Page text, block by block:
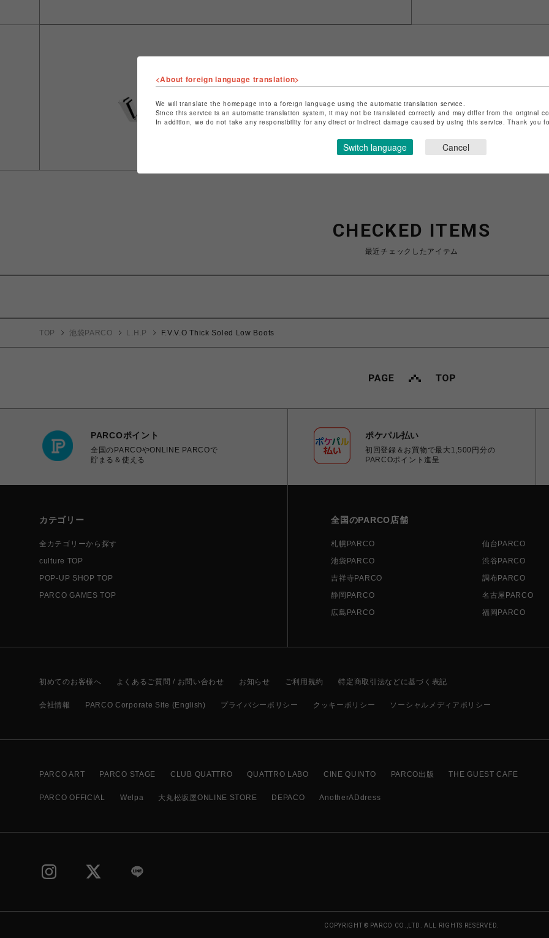
ショップ名
特定商取引法など法令に基づく表記はこちら
ショップお問い合わせはこちら
CHECKED ITEMS
最近チェックしたアイテム
TOP 池袋PARCO L.H.P F.V.V.O Thick Soled Low Boots
PARCOポイント
全国のPARCOやONLINE PARCOで
貯まる＆使える
ポケパル払い
初回登録＆お買物で最大1,500円分の
PARCOポイント進呈
カテゴリー
全カテゴリーから探す
culture TOP
POP-UP SHOP TOP
PARCO GAMES TOP
全国のPARCO店舗
札幌PARCO 仙台PARCO
池袋PARCO
渋谷PARCO
吉祥寺PARCO
調布PARCO
静岡PARCO
名古屋PARCO
広島PARCO
福岡PARCO
初めてのお客様へ よくあるご質問 / お問い合わせ お知らせ ご利用規約 特定商取引法などに基づく表記
会社情報 PARCO Corporate Site (English) プライバシーポリシー クッキーポリシー ソーシャルメディアポリシー
PARCO ART PARCO STAGE CLUB QUATTRO QUATTRO LABO CINE QUINTO PARCO出版 THE GUEST CAFE
PARCO OFFICIAL Welpa 大丸松坂屋ONLINE STORE DEPACO AnotherADdress
COPYRIGHT © PARCO CO.,LTD. ALL RIGHTS RESERVED.
<About foreign language translation>
We will translate the homepage into a foreign language using the automatic translation service.
Since this service is an automatic translation system, it may not be translated correctly and may differ from the original
In addition, we do not take any responsibility for any direct or indirect damage caused by using this service. Thank you
Switch language Cancel